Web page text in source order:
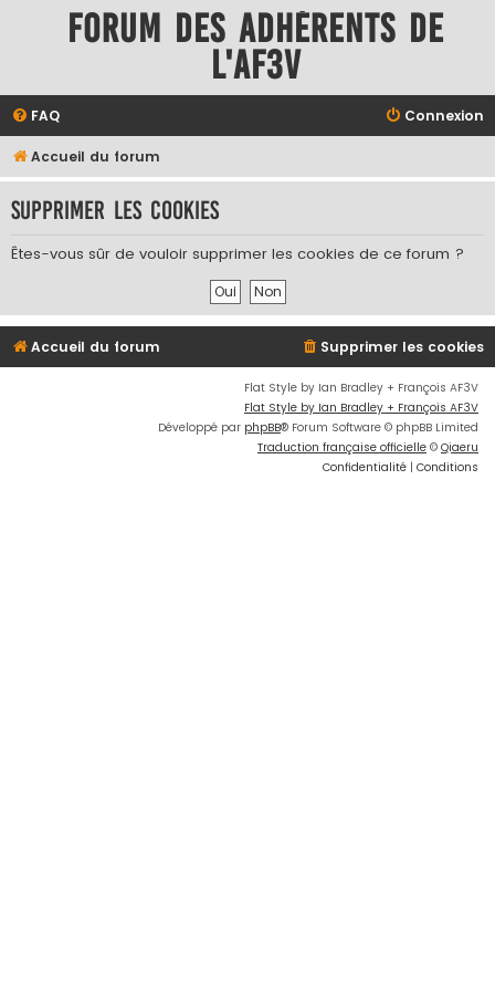
Forum des adhérents de
l'AF3V
FAQ Connexion
Accueil du forum
Supprimer les cookies
Êtes-vous sûr de vouloir supprimer les cookies de ce forum ?
Accueil du forum Supprimer les cookies
Flat Style by Ian Bradley + François AF3V
Flat Style by Ian Bradley + François AF3V
Développé par phpBB® Forum Software © phpBB Limited
Traduction française officielle © Qiaeru
Confidentialité | Conditions